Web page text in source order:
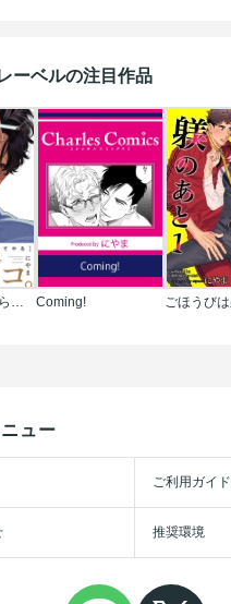
ーベルの注目作品
そんなに言うなら抱いてやる【単行本版】 Coming!
ュー
ご利用ガイド
推奨環境